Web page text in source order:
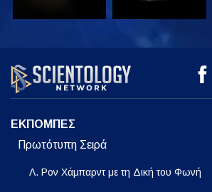
ΠΑΡΑΚΟΛΟΥΘΗΣΤΕ ΠΑΡΑΚΟΛΟΥΘΗΣΤΕ
ΕΚΠΟΜΠΕΣ
Πρωτότυπη Σειρά
Λ. Ρον Χάμπαρντ με τη Δική του Φωνή